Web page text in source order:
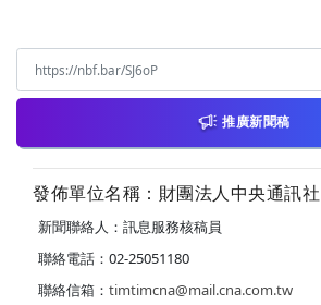
推廣新聞稿
發佈單位名稱：財團法人中央通訊社
新聞聯絡人：訊息服務核稿員
聯絡電話：02-25051180
聯絡信箱： timtimcna@mail.cna.com.tw